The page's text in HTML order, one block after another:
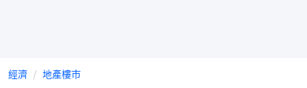
經濟 地產樓市